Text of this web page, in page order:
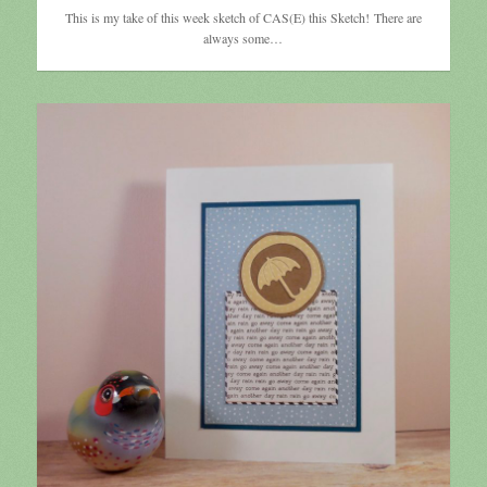
This is my take of this week sketch of CAS(E) this Sketch! There are
always some…